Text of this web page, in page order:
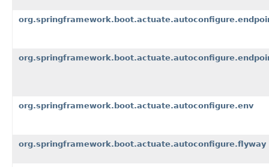
org.springframework.boot.actuate.autoconfigure.env
org.springframework.boot.actuate.autoconfigure.flyway